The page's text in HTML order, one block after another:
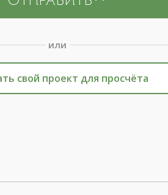
или
свой проект для просчёта